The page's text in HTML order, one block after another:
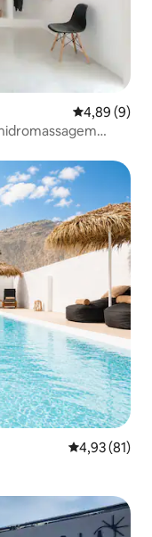
4,89 de uma
4,89 (9)
4,93 de uma
4,93 (81)